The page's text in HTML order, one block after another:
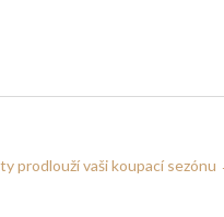
prodlouží vaši koupací sezónu